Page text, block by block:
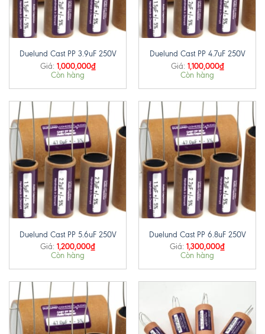
Duelund Cast PP 3.9uF 250V
Giá: 1,000,000₫
Còn hàng
Duelund Cast PP 4.7uF 250V
Giá: 1,100,000₫
Còn hàng
Duelund Cast PP 5.6uF 250V
Giá: 1,200,000₫
Còn hàng
Duelund Cast PP 6.8uF 250V
Giá: 1,300,000₫
Còn hàng